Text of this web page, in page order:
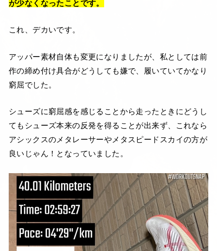
が少なくなったことです。
これ、デカいです。
アッパー素材自体も変更になりましたが、私としては前
作の締め付け具合がどうしても嫌で、履いていてかなり
窮屈でした。
シューズに窮屈感を感じることから走ったときにどうし
てもシューズ本来の反発を得ることが出来ず、これなら
アシックスのメタレーサーやメタスピードスカイの方が
良いじゃん！となっていました。